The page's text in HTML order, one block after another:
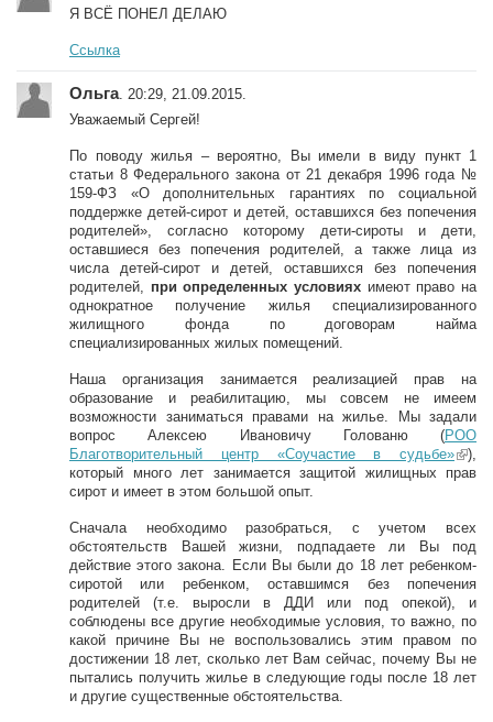
Я ВСЁ ПОНЕЛ ДЕЛАЮ
Ссылка
Ольга. 20:29, 21.09.2015.
Уважаемый Сергей!
По поводу жилья – вероятно, Вы имели в виду пункт 1
статьи 8 Федерального закона от 21 декабря 1996 года №
159-ФЗ «О дополнительных гарантиях по социальной
поддержке детей-сирот и детей, оставшихся без попечения
родителей», согласно которому дети-сироты и дети,
оставшиеся без попечения родителей, а также лица из
числа детей-сирот и детей, оставшихся без попечения
родителей, при определенных условиях имеют право на
однократное получение жилья специализированного
жилищного фонда по договорам найма
специализированных жилых помещений.
Наша организация занимается реализацией прав на
образование и реабилитацию, мы совсем не имеем
возможности заниматься правами на жилье. Мы задали
вопрос Алексею Ивановичу Голованю (РОО
Благотворительный центр «Соучастие в судьбе»(lin
k
ern
al)
),
который много лет занимается защитой жилищных прав
сирот и имеет в этом большой опыт.
Сначала необходимо разобраться, с учетом всех
обстоятельств Вашей жизни, подпадаете ли Вы под
действие этого закона. Если Вы были до 18 лет ребенком-
сиротой или ребенком, оставшимся без попечения
родителей (т.е. выросли в ДДИ или под опекой), и
соблюдены все другие необходимые условия, то важно, по
какой причине Вы не воспользовались этим правом по
достижении 18 лет, сколько лет Вам сейчас, почему Вы не
пытались получить жилье в следующие годы после 18 лет
и другие существенные обстоятельства.